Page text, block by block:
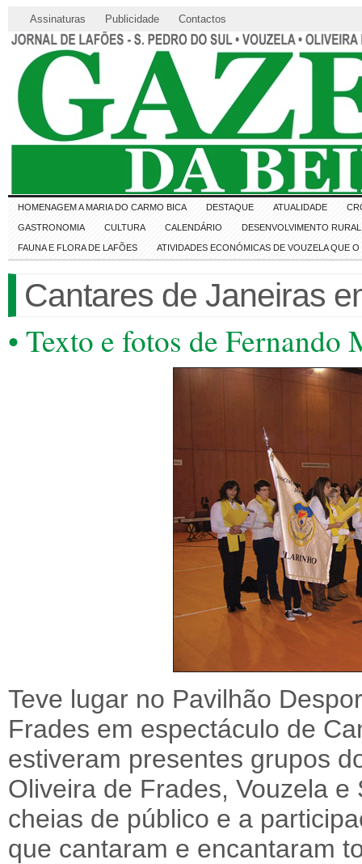
Assinaturas Publicidade Contactos
HOMENAGEM A MARIA DO CARMO BICA DESTAQUE ATUALIDADE
GASTRONOMIA CULTURA CALENDÁRIO DESENVOLVIMENTO RURAL
FAUNA E FLORA DE LAFÕES ATIVIDADES ECONÓMICAS DE VOUZELA QUE
Cantares de Janeiras
• Texto e fotos de Fernando
Teve lugar no Pavilhão
Frades em espectáculo de
estiveram presentes grupos
Oliveira de Frades, Vouzela
cheias de público e a
que cantaram e encantaram